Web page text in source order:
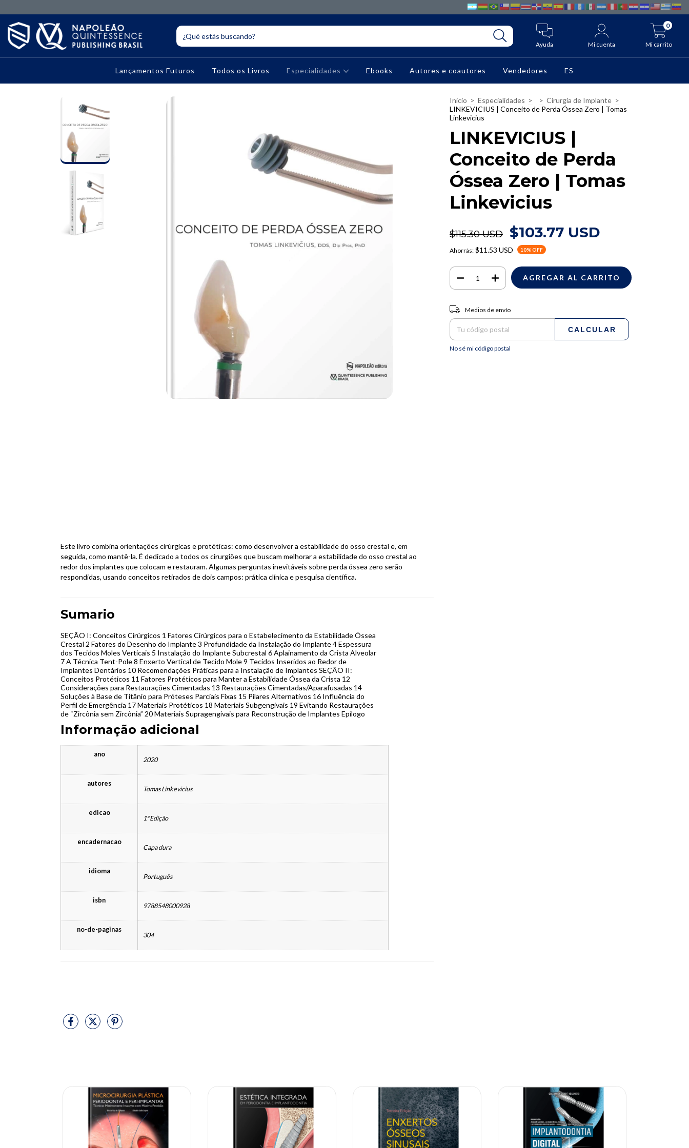
Ayuda Mi cuenta Mi carrito
0
Lançamentos Futuros Todos os Livros Especialidades Ebooks Autores e coautores Vendedores ES
Este livro combina orientações cirúrgicas e protéticas: como desenvolver a estabilidade do osso crestal e, em
seguida, como mantê-la. É dedicado a todos os cirurgiões que buscam melhorar a estabilidade do osso crestal ao
redor dos implantes que colocam e restauram. Algumas perguntas inevitáveis sobre perda óssea zero serão
respondidas, usando conceitos retirados de dois campos: prática clínica e pesquisa científica.
Sumario
SEÇÃO I: Conceitos Cirúrgicos 1 Fatores Cirúrgicos para o Estabelecimento da Estabilidade Óssea
Crestal 2 Fatores do Desenho do Implante 3 Profundidade da Instalação do Implante 4 Espessura
dos Tecidos Moles Verticais 5 Instalação do Implante Subcrestal 6 Aplainamento da Crista Alveolar
7 A Técnica Tent-Pole 8 Enxerto Vertical de Tecido Mole 9 Tecidos Inseridos ao Redor de
Implantes Dentários 10 Recomendações Práticas para a Instalação de Implantes SEÇÃO II:
Conceitos Protéticos 11 Fatores Protéticos para Manter a Estabilidade Óssea da Crista 12
Considerações para Restaurações Cimentadas 13 Restaurações Cimentadas/Aparafusadas 14
Soluções à Base de Titânio para Próteses Parciais Fixas 15 Pilares Alternativos 16 Influência do
Perfil de Emergência 17 Materiais Protéticos 18 Materiais Subgengivais 19 Evitando Restaurações
de “Zircônia sem Zircônia” 20 Materiais Supragengivais para Reconstrução de Implantes Epílogo
Informação adicional
ano
2020
autores
Tomas Linkevicius
edicao
1ª Edição
encadernacao
Capa dura
idioma
Português
isbn
9788548000928
no-de-paginas
304
Inicio > Especialidades > > Cirurgia de Implante >
LINKEVICIUS | Conceito de Perda Óssea Zero | Tomas
Linkevicius
LINKEVICIUS |
Conceito de Perda
Óssea Zero | Tomas
Linkevicius
$115.30 USD $103.77 USD
Ahorrás: $11.53 USD 10% OFF
Entregas para el CP:
Medios de envío
CALCULAR
No sé mi código postal